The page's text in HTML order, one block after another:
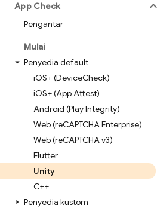
App Check
Pengantar
Mulai
Penyedia default
iOS+ (DeviceCheck)
iOS+ (App Attest)
Android (Play Integrity)
Web (reCAPTCHA Enterprise)
Web (reCAPTCHA v3)
Flutter
Unity
C++
Penyedia kustom